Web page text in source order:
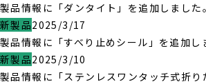
製品情報に「ダンタイト」を追加しました。
新製品2025/3/17
製品情報に「すべり止めシール」を追加し
新製品2025/3/10
製品情報に「ステンレスワンタッチ式折